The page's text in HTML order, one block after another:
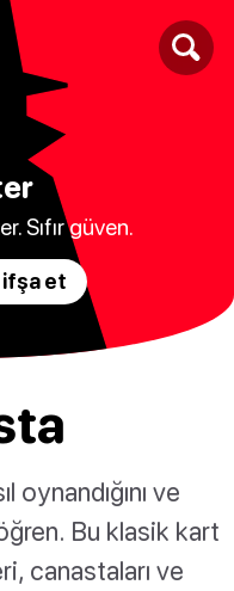
Sıfır güven.
ifşa et
oynandığını ve
Bu klasik kart
canastaları ve